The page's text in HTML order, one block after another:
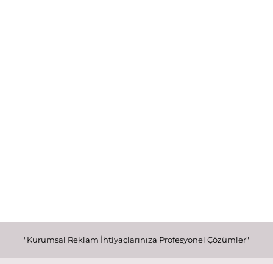
"Kurumsal Reklam İhtiyaçlarınıza Profesyonel Çözümler"